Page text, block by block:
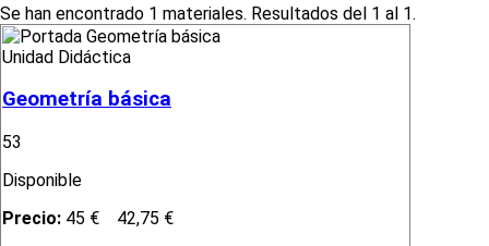
Se han encontrado 1 materiales. Resultados del 1 al 1.
Unidad Didáctica
Geometría básica
53
Disponible
Precio: 45 € 42,75 €